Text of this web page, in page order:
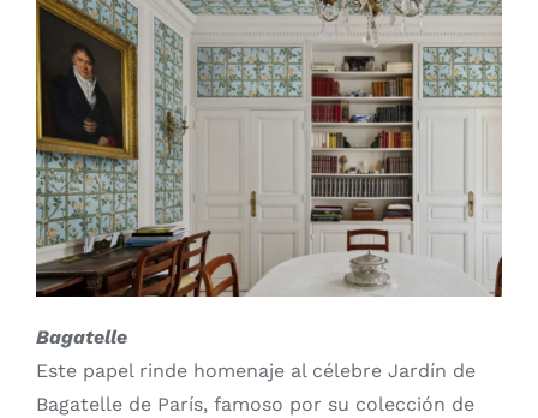
Bagatelle
Este papel rinde homenaje al célebre Jardín de
Bagatelle de París, famoso por su colección de